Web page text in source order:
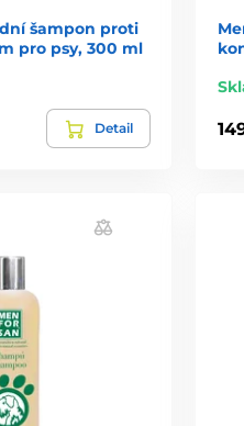
šampon proti
pro psy, 300 ml
Detail